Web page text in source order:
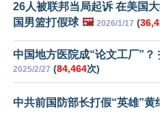
26人被联邦当局起诉 在美国
国男篮打假球 🖼️ 2026/1/17 (
中国地方医院成“论文工厂”？
2025/2/27 (84,464次)
中共前国防部长打假“英雄”黄